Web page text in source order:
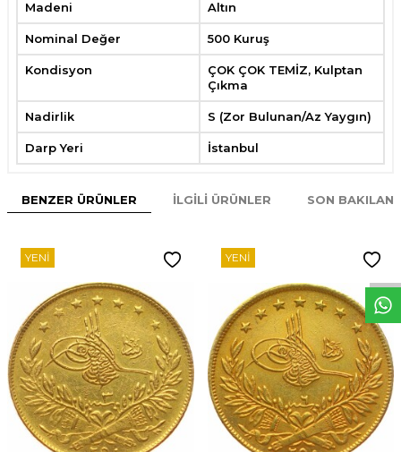
W
h
t
s
p
p
D
e
s
e
H
a
t
t
Madeni Altın
Nominal Değer 500 Kuruş
Kondisyon
ÇOK ÇOK TEMİZ, Kulptan
Çıkma
Nadirlik S (Zor Bulunan/Az Yaygın)
Darp Yeri İstanbul
BENZER ÜRÜNLER İLGILI ÜRÜNLER SON
YENI YENI